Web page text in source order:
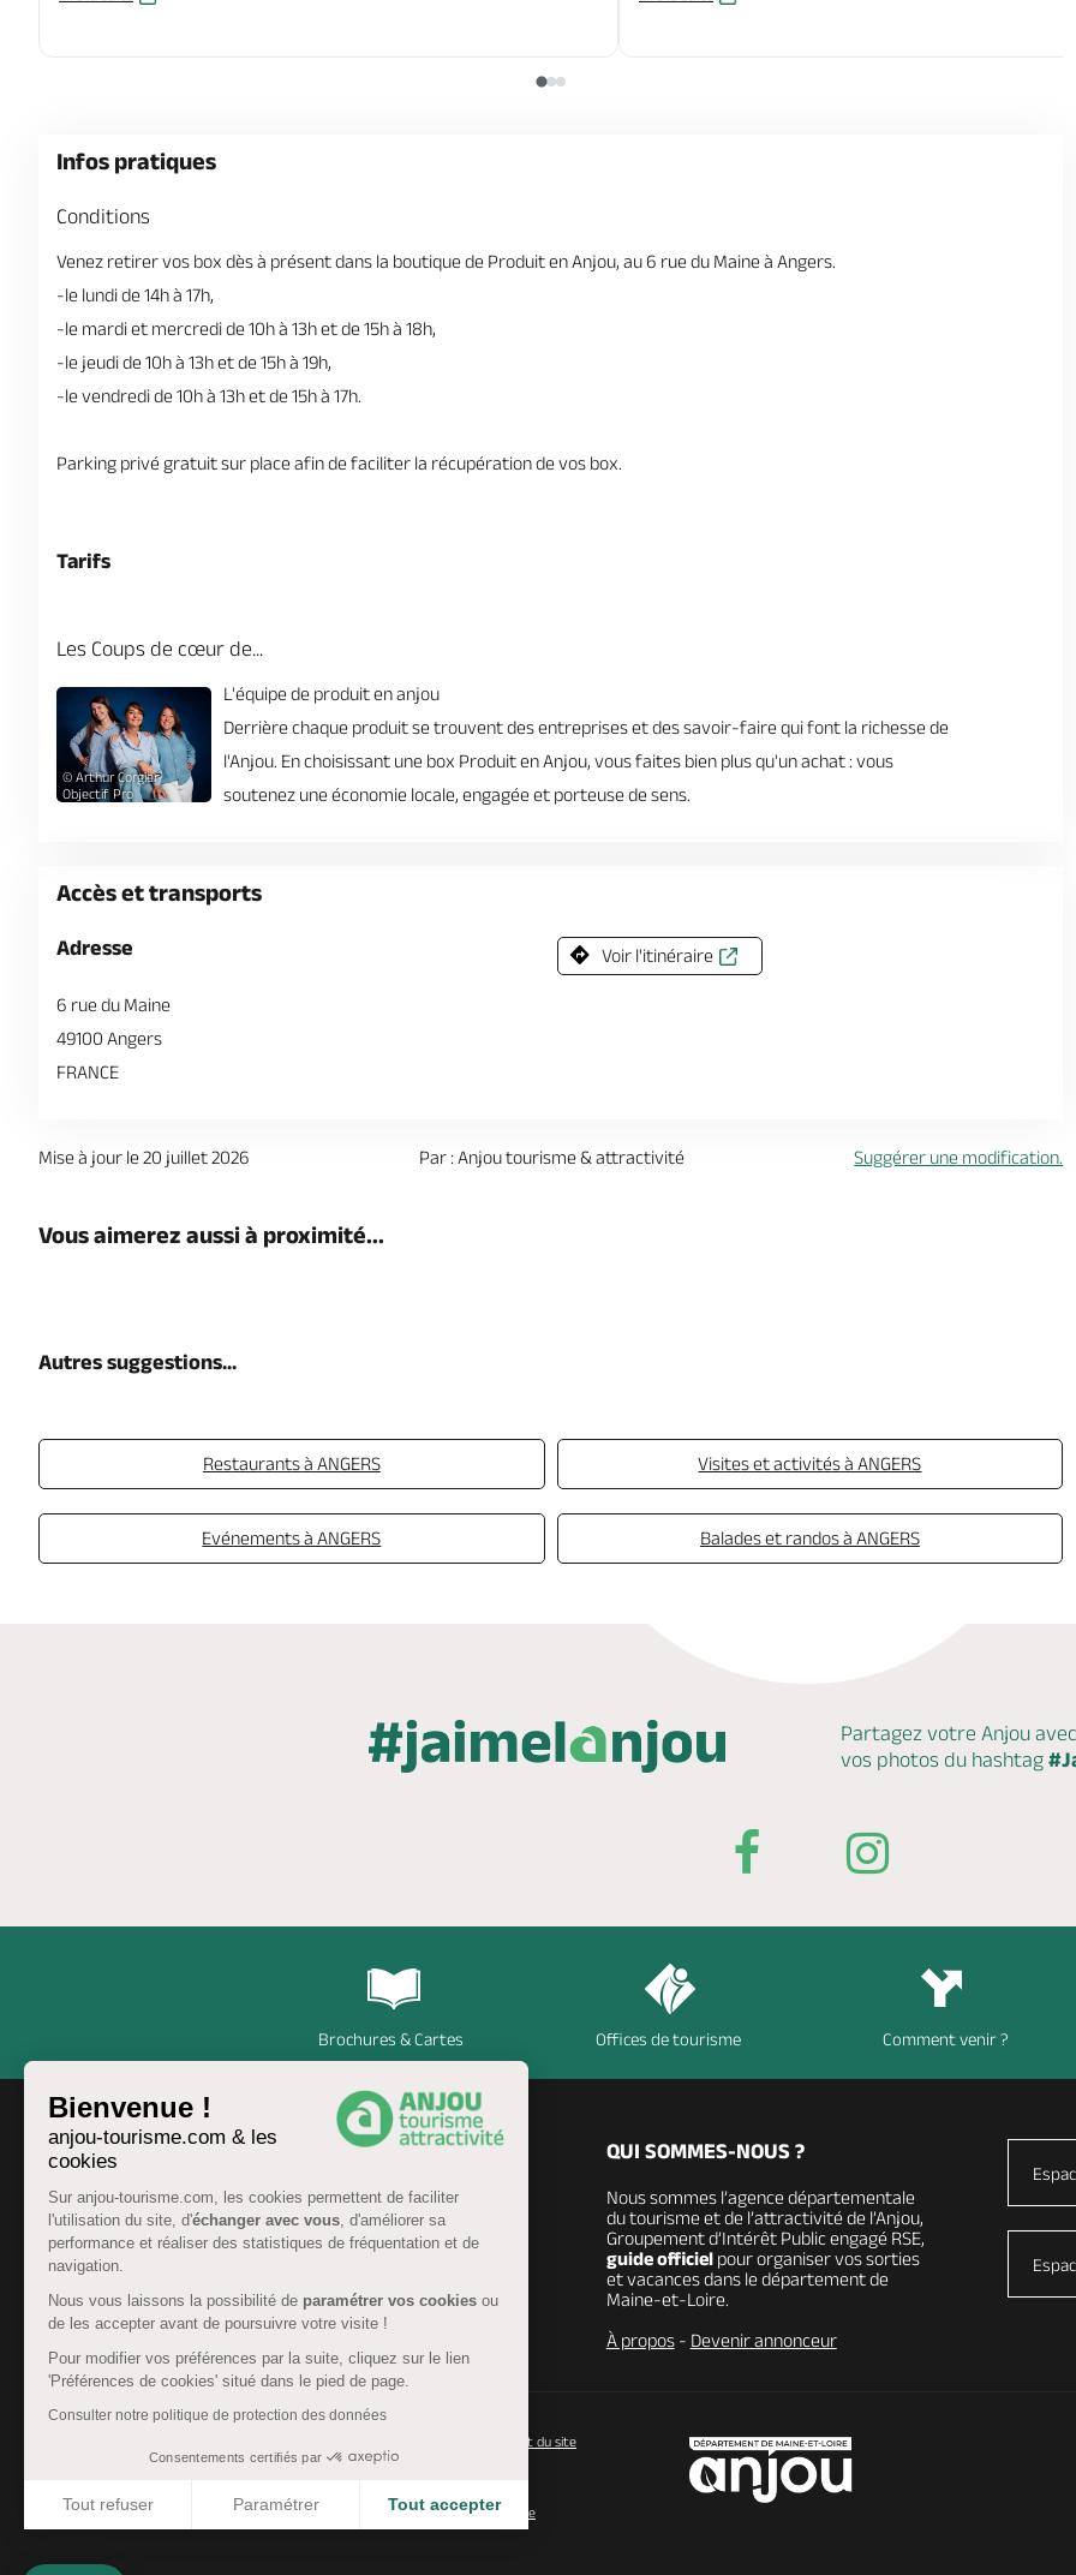
Bienvenue !
anjou-tourisme.com & les
cookies
Sur anjou-tourisme.com, les cookies permettent de faciliter
l'utilisation du site, d'échanger avec vous, d'améliorer sa
performance et réaliser des statistiques de fréquentation et de
navigation.
Nous vous laissons la possibilité de paramétrer vos cookies ou
de les accepter avant de poursuivre votre visite !
Pour modifier vos préférences par la suite, cliquez sur le lien
'Préférences de cookies' situé dans le pied de page.
Consulter notre politique de protection des données
Consentements certifiés par
Tout refuser Paramétrer Tout accepter
Infos pratiques
Conditions
Venez retirer vos box dès à présent dans la boutique de Produit en Anjou, au 6 rue du Maine à Angers.
-le lundi de 14h à 17h,
-le mardi et mercredi de 10h à 13h et de 15h à 18h,
-le jeudi de 10h à 13h et de 15h à 19h,
-le vendredi de 10h à 13h et de 15h à 17h.
Parking privé gratuit sur place afin de faciliter la récupération de vos box.
Tarifs
Les Coups de cœur de...
© Arthur Corgier,
Objectif Pro
L'équipe de produit en anjou
Derrière chaque produit se trouvent des entreprises et des savoir-faire qui font la richesse de
l'Anjou. En choisissant une box Produit en Anjou, vous faites bien plus qu'un achat : vous
soutenez une économie locale, engagée et porteuse de sens.
Accès et transports
Adresse
6 rue du Maine
49100 Angers
FRANCE
Voir l'itinéraire
Mise à jour le 20 juillet 2026 Par : Anjou tourisme & attractivité Suggérer une modification.
Vous aimerez aussi à proximité...
Autres suggestions...
Restaurants à ANGERS Visites et activités à ANGERS
Evénements à ANGERS Balades et randos à ANGERS
Partagez votre Anjou
vos photos du hashtag
Brochures & Cartes Offices de tourisme Comment venir ?
QUI SOMMES-NOUS ?
Nous sommes l’agence départementale
du tourisme et de l’attractivité de l’Anjou,
Groupement d’Intérêt Public engagé RSE,
guide officielpour organiser vos sorties
et vacances dans le département de
Maine-et-Loire.
À propos- Devenir annonceur
Fonctionnement du site
CGU Réservation-Accessibilité : partiellement conforme